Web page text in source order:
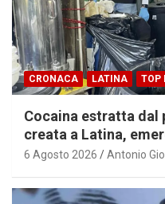
CRONACA LATINA TOP
Cocaina estratta dal
creata a Latina,
6 Agosto 2026 Antonio